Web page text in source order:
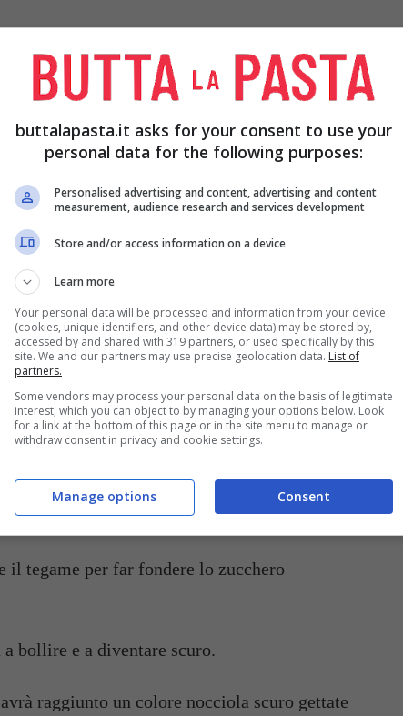
al vivo, poi recuperate gli spicchi privandoli
e il succo prodotto durante questa
con dell’acqua, poi tuffatevi le zeste di
scolatele e mettetele a sgocciolare per
tegame con il fondo piatto pesante,
chiaro, sul fuoco moderato.
e aspettate che inizi a fondere, non
ragione con cucchiai, mestoli di metallo o di
materiale.
il tegame per far fondere lo zucchero
bollire e a diventare scuro.
raggiunto un colore nocciola scuro gettate
buttalapasta.it asks for your consent to use your
personal data for the following purposes:
Personalised advertising and content, advertising and content
measurement, audience research and services development
Store and/or access information on a device
Learn more
Your personal data will be processed and information from your device
(cookies, unique identifiers, and other device data) may be stored by,
accessed by and shared with 319 partners, or used specifically by this
site. We and our partners may use precise geolocation data. List of
partners.
Some vendors may process your personal data on the basis of legitimate
interest, which you can object to by managing your options below. Look
for a link at the bottom of this page or in the site menu to manage or
withdraw consent in privacy and cookie settings.
Consent
Manage options